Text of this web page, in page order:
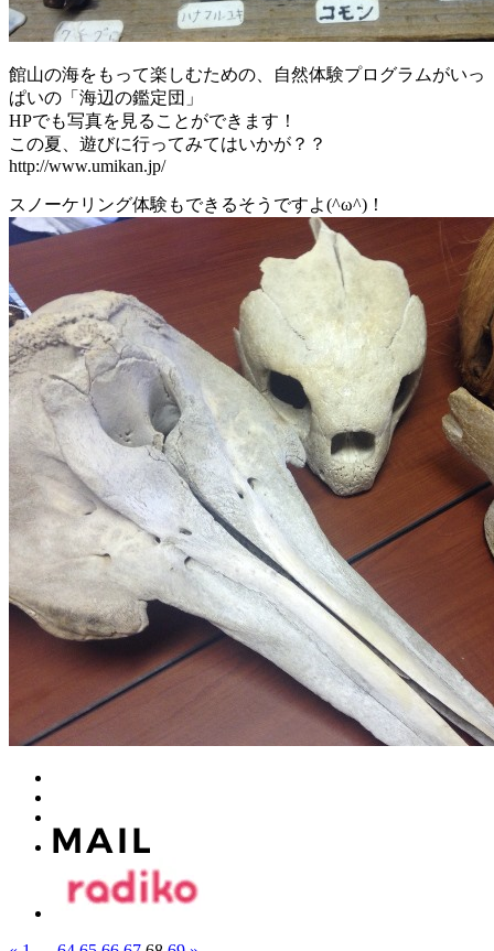
館山の海をもって楽しむための、自然体験プログラムがいっ
ぱいの「海辺の鑑定団」
HPでも写真を見ることができます！
この夏、遊びに行ってみてはいかが？？
http://www.umikan.jp/
スノーケリング体験もできるそうですよ(^ω^)！